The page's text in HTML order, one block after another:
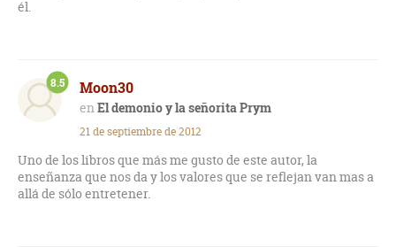
él.
Moon30
El demonio y la señorita Prym
8.5
21 de septiembre de 2012
Uno de los libros que más me gusto de este autor, la
enseñanza que nos da y los valores que se reflejan van mas a
allá de sólo entretener.